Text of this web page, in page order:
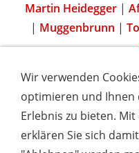
Martin Heidegger |
| Muggenbrunn |
IMPRESSUM
TOURISMUSHELD
Wir verwenden
optimieren und Ihnen
Erlebnis zu bieten.
erklären Sie sich